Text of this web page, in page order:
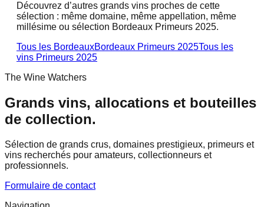
Découvrez d’autres grands vins proches de cette
sélection : même domaine, même appellation, même
millésime ou sélection Bordeaux Primeurs 2025.
Tous les BordeauxBordeaux Primeurs 2025Tous les
vins Primeurs 2025
The Wine Watchers
Grands vins, allocations et bouteilles
de collection.
Sélection de grands crus, domaines prestigieux, primeurs et
vins recherchés pour amateurs, collectionneurs et
professionnels.
Formulaire de contact